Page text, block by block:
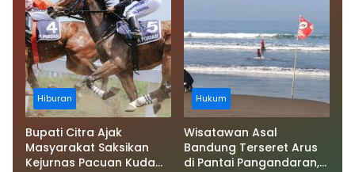
Hiburan
Bupati Citra Ajak
Masyarakat Saksikan
Kejurnas Pacuan Kuda
Hukum
Wisatawan Asal
Bandung Terseret Arus
di Pantai Pangandaran,